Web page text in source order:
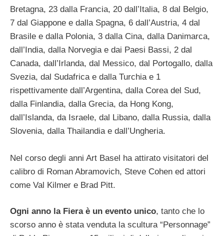
Bretagna, 23 dalla Francia, 20 dall’Italia, 8 dal Belgio,
7 dal Giappone e dalla Spagna, 6 dall’Austria, 4 dal
Brasile e dalla Polonia, 3 dalla Cina, dalla Danimarca,
dall’India, dalla Norvegia e dai Paesi Bassi, 2 dal
Canada, dall’Irlanda, dal Messico, dal Portogallo, dalla
Svezia, dal Sudafrica e dalla Turchia e 1
rispettivamente dall’Argentina, dalla Corea del Sud,
dalla Finlandia, dalla Grecia, da Hong Kong,
dall’Islanda, da Israele, dal Libano, dalla Russia, dalla
Slovenia, dalla Thailandia e dall’Ungheria.
Nel corso degli anni Art Basel ha attirato visitatori del
calibro di Roman Abramovich, Steve Cohen ed attori
come Val Kilmer e Brad Pitt.
Ogni anno la Fiera è un evento unico, tanto che lo
scorso anno è stata venduta la scultura “Personnage”